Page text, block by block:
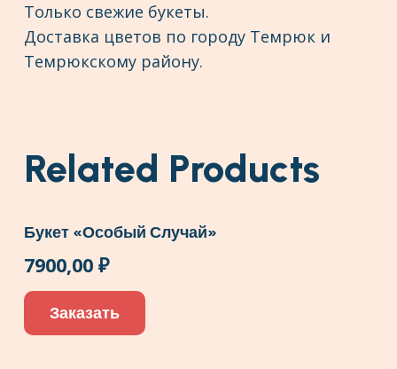
Только свежие букеты.
Доставка цветов по городу Темрюк и
Темрюкскому району.
Related Products
Букет «Особый Случай»
7900,00 ₽
Заказать